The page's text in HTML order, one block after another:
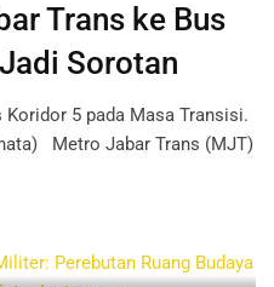
Trans ke Bus
Sorotan
5 pada Masa Transisi.
Metro Jabar Trans (MJT)